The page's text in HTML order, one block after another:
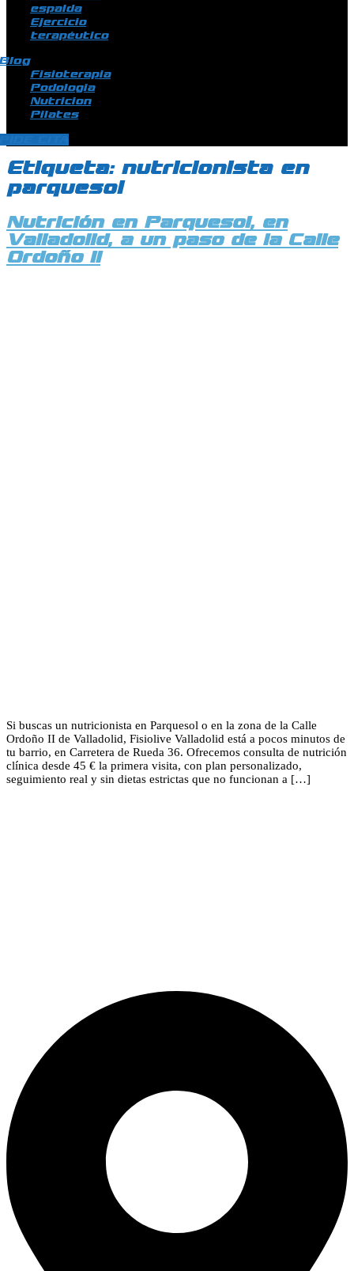
espalda
Ejercicio
terapéutico
Fisioterapia
Podologia
Nutricion
Pilates
Etiqueta: nutricionista en
parquesol
Nutrición en Parquesol, en
Valladolid, a un paso de la Calle
Ordoño II
Si buscas un nutricionista en Parquesol o en la zona de la Calle
Ordoño II de Valladolid, Fisiolive Valladolid está a pocos minutos de
tu barrio, en Carretera de Rueda 36. Ofrecemos consulta de nutrición
clínica desde 45 € la primera visita, con plan personalizado,
seguimiento real y sin dietas estrictas que no funcionan a […]